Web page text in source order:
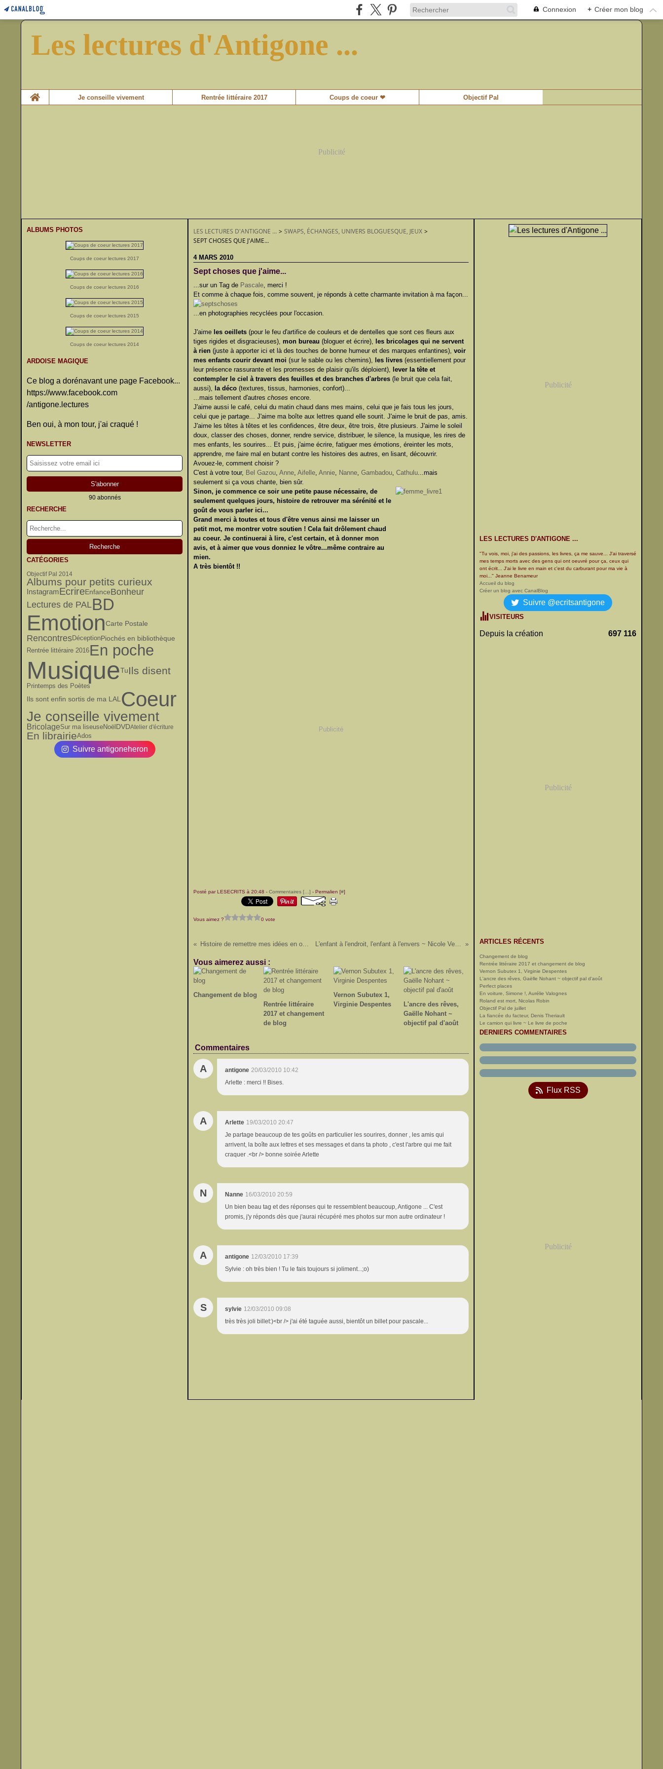
Connexion + Créer mon blog
Les lectures d'Antigone ...
Home
Je conseille vivement Rentrée littéraire 2017 Coups de coeur ❤ Objectif Pal
Publicité
ALBUMS PHOTOS
Coups de coeur lectures 2017
Coups de coeur lectures 2016
Coups de coeur lectures 2015
Coups de coeur lectures 2014
ARDOISE MAGIQUE
Ce blog a dorénavant une page Facebook...
https://www.facebook.com
/antigone.lectures
Ben oui, à mon tour, j'ai craqué !
NEWSLETTER
90 abonnés
RECHERCHE
CATÉGORIES
Objectif Pal 2014
Albums pour petits curieux
InstagramEcrireEnfanceBonheur
Lectures de PALBD
EmotionCarte Postale
RencontresDéceptionPiochés en bibliothèque
Rentrée littéraire 2016En poche
MusiqueTuIls disent
Printemps des Poètes
Ils sont enfin sortis de ma LALCoeur
Je conseille vivement
BricolageSur ma liseuseNoël DVDAtelier d'écriture
En librairieAdos
Suivre antigoneheron
LES LECTURES D'ANTIGONE ... > SWAPS, ÉCHANGES, UNIVERS BLOGUESQUE, JEUX >
SEPT CHOSES QUE J'AIME...
4 MARS 2010
Sept choses que j'aime...
...sur un Tag de Pascale, merci !
Et comme à chaque fois, comme souvent, je réponds à cette charmante invitation à ma façon...
...en photographies recyclées pour l'occasion.
J'aime les oeillets (pour le feu d'artifice de couleurs et de dentelles que sont ces fleurs aux
tiges rigides et disgracieuses), mon bureau (bloguer et écrire), les bricolages qui ne servent
à rien (juste à apporter ici et là des touches de bonne humeur et des marques enfantines), voir
mes enfants courir devant moi (sur le sable ou les chemins), les livres (essentiellement pour
leur présence rassurante et les promesses de plaisir qu'ils déploient), lever la tête et
contempler le ciel à travers des feuilles et des branches d'arbres (le bruit que cela fait,
aussi), la déco (textures, tissus, harmonies, confort)...
...mais tellement d'autres choses encore.
J'aime aussi le café, celui du matin chaud dans mes mains, celui que je fais tous les jours,
celui que je partage... J'aime ma boîte aux lettres quand elle sourit. J'aime le bruit de pas, amis.
J'aime les têtes à têtes et les confidences, être deux, être trois, être plusieurs. J'aime le soleil
doux, classer des choses, donner, rendre service, distribuer, le silence, la musique, les rires de
mes enfants, les sourires... Et puis, j'aime écrire, fatiguer mes émotions, éreinter les mots,
apprendre, me faire mal en butant contre les histoires des autres, en lisant, découvrir.
Avouez-le, comment choisir ?
C'est à votre tour, Bel Gazou, Anne, Aifelle, Annie, Nanne, Gambadou, Cathulu...mais
seulement si ça vous chante, bien sûr.
Sinon, je commence ce soir une petite pause nécessaire, de
seulement quelques jours, histoire de retrouver ma sérénité et le
goût de vous parler ici...
Grand merci à toutes et tous d'être venus ainsi me laisser un
petit mot, me montrer votre soutien ! Cela fait drôlement chaud
au coeur. Je continuerai à lire, c'est certain, et à donner mon
avis, et à aimer que vous donniez le vôtre...même contraire au
mien.
A très bientôt !!
Publicité
Posté par LESECRITS à 20:48 - Commentaires [ ] - Permalien [#]
Vous aimez ? 0 vote
Histoire de remettre mes idées en ordre... L'enfant à l'endroit, l'enfant à l'envers ~ Nicole Versailles
Vous aimerez aussi :
Changement de blog
Rentrée littéraire
2017 et changement
de blog
Vernon Subutex 1,
Virginie Despentes
L'ancre des rêves,
Gaëlle Nohant ~
objectif pal d'août
Commentaires
A antigone 20/03/2010 10:42
Arlette : merci !! Bises.
A Arlette 19/03/2010 20:47
Je partage beaucoup de tes goûts en particulier les sourires, donner , les amis qui
arrivent, la boîte aux lettres et ses messages et dans ta photo , c'est l'arbre qui me fait
craquer .<br /> bonne soirée Arlette
N Nanne 16/03/2010 20:59
Un bien beau tag et des réponses qui te ressemblent beaucoup, Antigone ... C'est
promis, j'y réponds dès que j'aurai récupéré mes photos sur mon autre ordinateur !
A antigone 12/03/2010 17:39
Sylvie : oh très bien ! Tu le fais toujours si joliment...;o)
S sylvie 12/03/2010 09:08
très très joli billet:)<br /> j'ai été taguée aussi, bientôt un billet pour pascale...
Publicité
LES LECTURES D'ANTIGONE ...
"Tu vois, moi, j'ai des passions, les livres, ça me sauve... J'ai traversé
mes temps morts avec des gens qui ont oeuvré pour ça, ceux qui
ont écrit... J'ai le livre en main et c'est du carburant pour ma vie à
moi..." Jeanne Benameur
Accueil du blog
Créer un blog avec CanalBlog
Suivre @ecritsantigone
VISITEURS
Depuis la création 697 116
Publicité
ARTICLES RÉCENTS
Changement de blog
Rentrée littéraire 2017 et changement de blog
Vernon Subutex 1, Virginie Despentes
L'ancre des rêves, Gaëlle Nohant ~ objectif pal d'août
Perfect places
En voiture, Simone !, Aurélie Valognes
Roland est mort, Nicolas Robin
Objectif Pal de juillet
La fiancée du facteur, Denis Theriault
Le camion qui livre ~ Le livre de poche
DERNIERS COMMENTAIRES
Flux RSS
Publicité